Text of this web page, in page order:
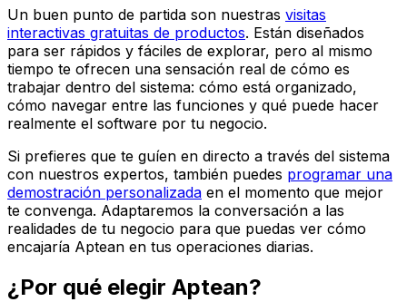
Un buen punto de partida son nuestras visitas
interactivas gratuitas de productos. Están diseñados
para ser rápidos y fáciles de explorar, pero al mismo
tiempo te ofrecen una sensación real de cómo es
trabajar dentro del sistema: cómo está organizado,
cómo navegar entre las funciones y qué puede hacer
realmente el software por tu negocio.
Si prefieres que te guíen en directo a través del sistema
con nuestros expertos, también puedes programar una
demostración personalizada en el momento que mejor
te convenga. Adaptaremos la conversación a las
realidades de tu negocio para que puedas ver cómo
encajaría Aptean en tus operaciones diarias.
¿Por qué elegir Aptean?